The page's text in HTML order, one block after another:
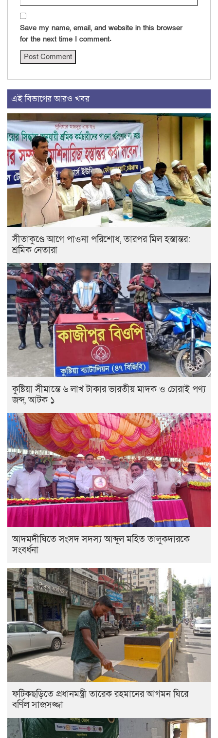
Save my name, email, and website in this browser
for the next time I comment.
এই বিভাগের আরও খবর
সীতাকুণ্ডে আগে পাওনা পরিশোধ, তারপর মিল হস্তান্তর:
শ্রমিক নেতারা
কুষ্টিয়া সীমান্তে ৬ লাখ টাকার ভারতীয় মাদক ও চোরাই পণ্য
জব্দ, আটক ১
আদমদীঘিতে সংসদ সদস্য আব্দুল মহিত তালুকদারকে
সংবর্ধনা
ফটিকছড়িতে প্রধানমন্ত্রী তারেক রহমানের আগমন ঘিরে
বর্ণিল সাজসজ্জা